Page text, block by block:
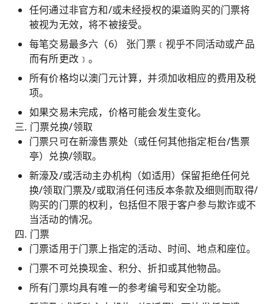
任何通过非官方和/或未经授权的渠道购买的门票将
被视为无效，将不被接受。
每笔交易最多六（6） 张门票﹝视乎不同活动或产品
而有所更改﹞。
所有价格均以澳门元计算，并须加收相应的费用及税
项。
如果交易未完成，价格可能会发生变化。
三. 门票兑换/领取
门票只可在新濠售票处（或任何其他指定柜台/售票
亭）兑换/领取。
新濠及/或活动主办机构（如适用）保留拒绝任何兑
换/领取门票及/或取消任何违反本条款及细则而取得/
购买的门票的权利，包括但不限于客户参与欺诈或不
当活动的情况。
四. 门票
门票适用于门票上指定的活动、时间、地点和座位。
门票不可兑换现金、积分、折扣或其他物品。
所有门票均具有唯一的参考编号和安全功能。